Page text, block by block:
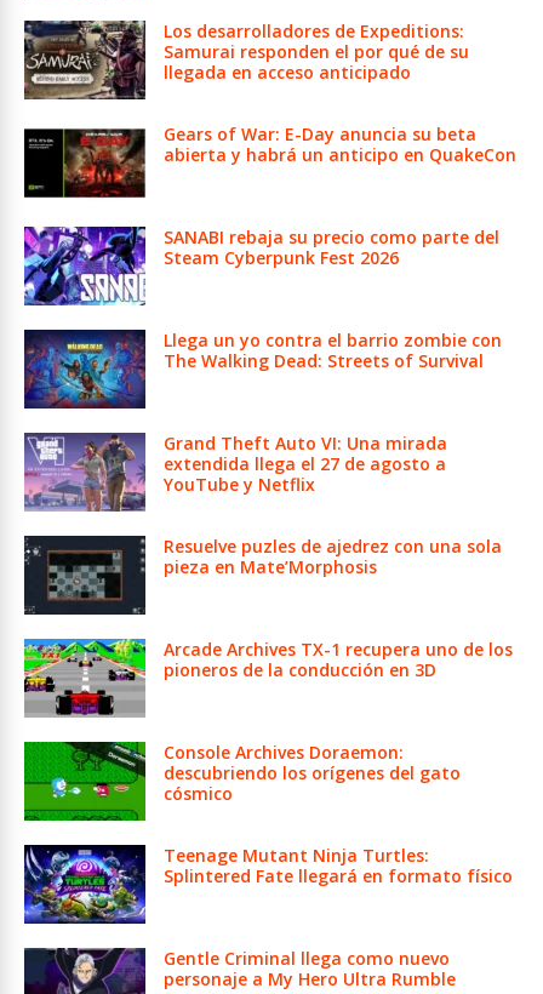
Los desarrolladores de Expeditions:
Samurai responden el por qué de su
llegada en acceso anticipado
Gears of War: E-Day anuncia su beta
abierta y habrá un anticipo en QuakeCon
SANABI rebaja su precio como parte del
Steam Cyberpunk Fest 2026
Llega un yo contra el barrio zombie con
The Walking Dead: Streets of Survival
Grand Theft Auto VI: Una mirada
extendida llega el 27 de agosto a
YouTube y Netflix
Resuelve puzles de ajedrez con una sola
pieza en Mate’Morphosis
Arcade Archives TX-1 recupera uno de los
pioneros de la conducción en 3D
Console Archives Doraemon:
descubriendo los orígenes del gato
cósmico
Teenage Mutant Ninja Turtles:
Splintered Fate llegará en formato físico
Gentle Criminal llega como nuevo
personaje a My Hero Ultra Rumble